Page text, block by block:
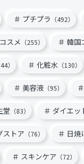
プチプラ （492）
スメ （255） 韓国
） 化粧水 （130）
美容液 （95）
堂 （83） ダイエッ
ストア （76） 日焼
スキンケア （72）